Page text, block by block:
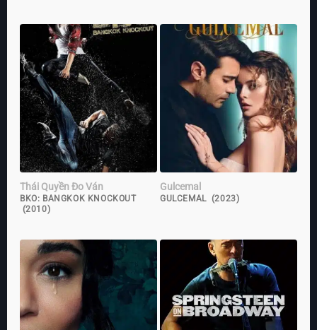
Thái Quyền Đo Ván
BKO: BANGKOK KNOCKOUT
(2010)
Gulcemal
GULCEMAL (2023)